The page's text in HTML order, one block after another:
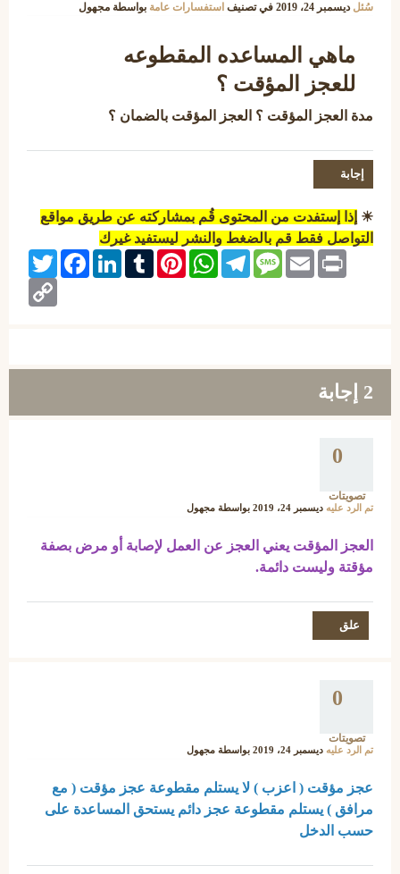
سُئل ديسمبر 24، 2019 في تصنيف استفسارات عامة بواسطة مجهول
ماهي المساعده المقطوعه
للعجز المؤقت ؟
مدة العجز المؤقت ؟ العجز المؤقت بالضمان ؟
☀ إذا إستفدت من المحتوى قُم بمشاركته عن طريق مواقع
التواصل فقط قم بالضغط والنشر ليستفيد غيرك
Twitter
FacebookLinkedInTumblrPinterest
WhatsAppTelegramMessageEmail Print
Copy
Link
2 إجابة
0
تصويتات
تم الرد عليه ديسمبر 24، 2019 بواسطة مجهول
العجز المؤقت يعني العجز عن العمل لإصابة أو مرض بصفة
مؤقتة وليست دائمة.
0
تصويتات
تم الرد عليه ديسمبر 24، 2019 بواسطة مجهول
عجز مؤقت ( اعزب ) لا يستلم مقطوعة عجز مؤقت ( مع
مرافق ) يستلم مقطوعة عجز دائم يستحق المساعدة على
حسب الدخل